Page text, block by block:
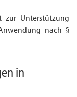
Unterstützung
nach §
in